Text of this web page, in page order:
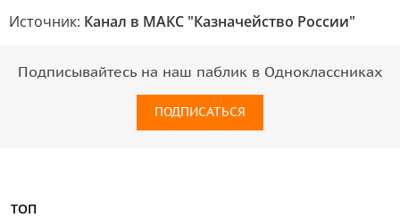
Источник: Канал в МАКС "Казначейство России"
Подписывайтесь на наш паблик в Одноклассниках
ПОДПИСАТЬСЯ
ТОП